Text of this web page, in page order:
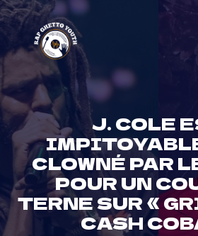
Skip
content
J. COLE
CLOWNÉ PAR
POUR UN
TERNE SUR «
CASH